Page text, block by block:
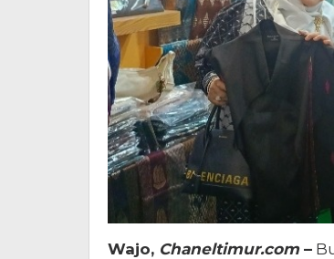
Wajo, Chaneltimur.com–